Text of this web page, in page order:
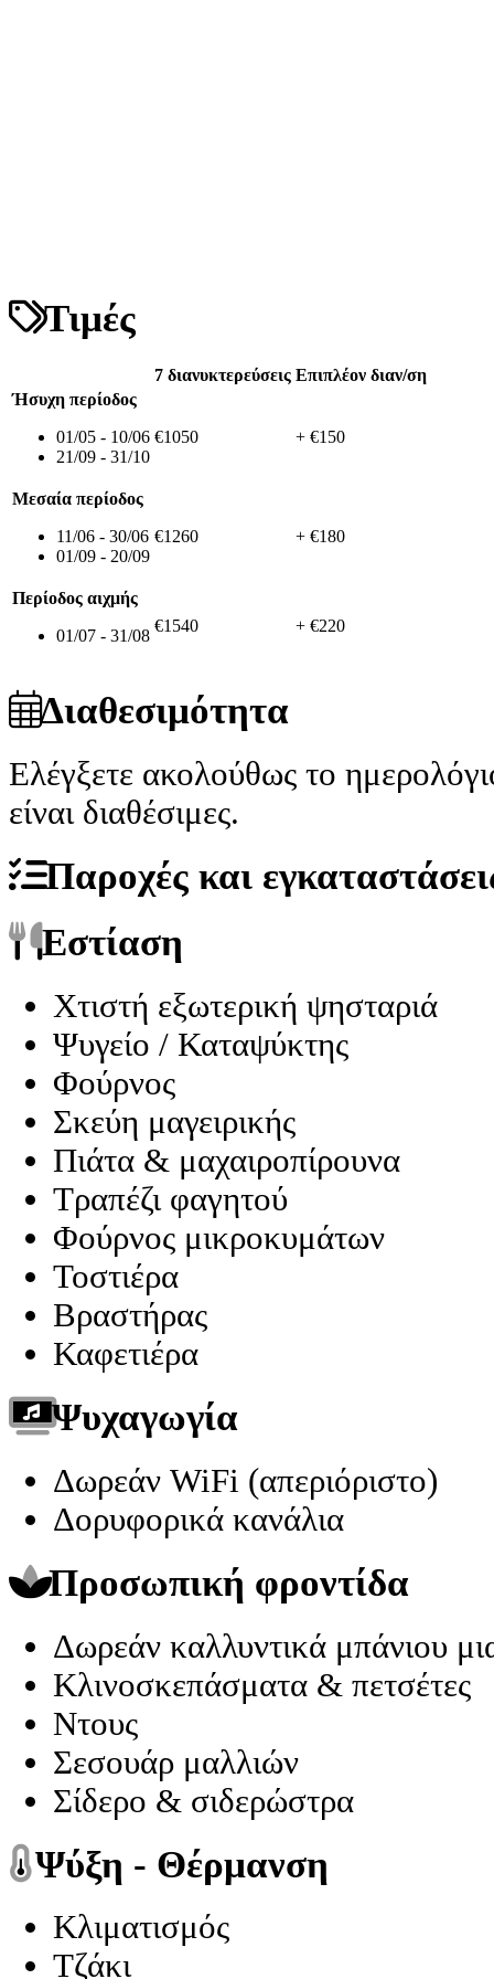
Τιμές
7 διανυκτερεύσεις Επιπλέον διαν/ση
Ήσυχη περίοδος
01/05 - 10/06
21/09 - 31/10
€1050 + €150
Μεσαία περίοδος
11/06 - 30/06
01/09 - 20/09
€1260 + €180
Περίοδος αιχμής
01/07 - 31/08
€1540 + €220
Διαθεσιμότητα
Ελέγξετε ακολούθως το
είναι διαθέσιμες.
Παροχές και
Εστίαση
Χτιστή εξωτερική ψησταριά
Ψυγείο / Καταψύκτης
Φούρνος
Σκεύη μαγειρικής
Πιάτα & μαχαιροπίρουνα
Τραπέζι φαγητού
Φούρνος μικροκυμάτων
Τοστιέρα
Βραστήρας
Καφετιέρα
Ψυχαγωγία
Δωρεάν WiFi (απεριόριστο)
Δορυφορικά κανάλια
Προσωπική φροντίδα
Δωρεάν καλλυντικά μπάνιου
Κλινοσκεπάσματα & πετσέτες
Ντους
Σεσουάρ μαλλιών
Σίδερο & σιδερώστρα
Ψύξη - Θέρμανση
Κλιματισμός
Τζάκι